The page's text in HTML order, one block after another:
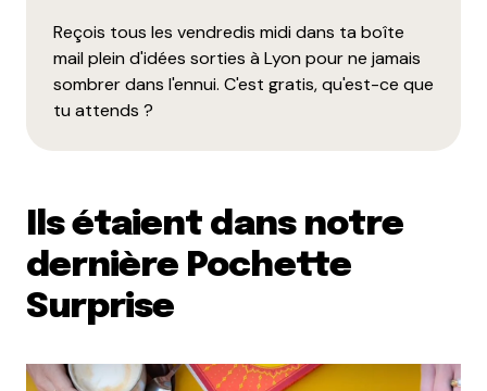
Reçois tous les vendredis midi dans ta boîte
mail plein d'idées sorties à Lyon pour ne jamais
sombrer dans l'ennui. C'est gratis, qu'est-ce que
tu attends ?
Ils étaient dans notre
dernière Pochette
Surprise